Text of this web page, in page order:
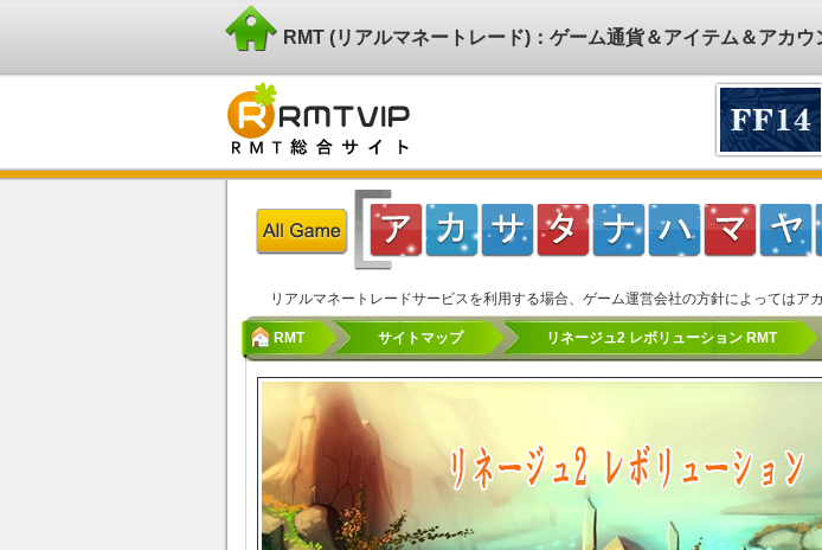
RMT (リアルマネートレード)：ゲーム通貨＆アイテム＆アカウ
リアルマネートレードサービスを利用する場合、ゲーム運営会社の方針によってはア
RMT サイトマップ リネージュ2 レボリューション RMT